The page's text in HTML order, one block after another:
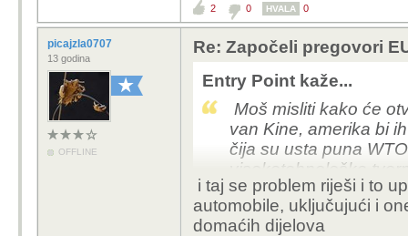
industrije nije samo
kompanija i obrta u
milijuni izgubljenih
ali to su teme koje
Cijene europskih
i predvanje vanjskim
Opcija ima, samo je
koje šišaju glupavi
2 0 HVALA 0
picajzla0707
13 godina
OFFLINE
Re: Započeli pregovori
Entry Point kaže...
Moš misliti kako će
van Kine, amerika bi
čija su usta puna
visokotehnološke
djelova proizvedenih
i taj se problem riješi i to
automobile, uključujući i
domaćih dijelova